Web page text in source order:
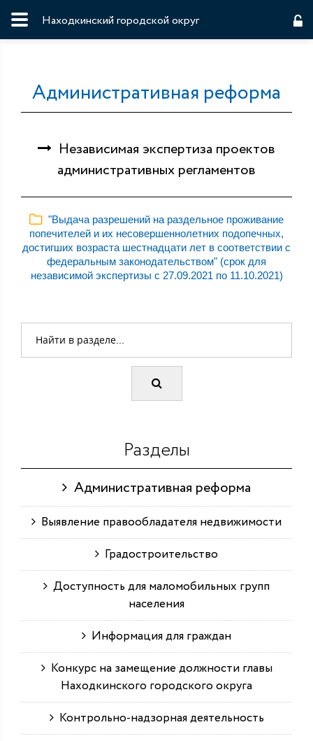
Находкинский городской округ
Административная реформа
Независимая экспертиза проектов
административных регламентов
"Выдача разрешений на раздельное проживание
попечителей и их несовершеннолетних подопечных,
достигших возраста шестнадцати лет в соответствии с
федеральным законодательством" (срок для
независимой экспертизы с 27.09.2021 по 11.10.2021)
Разделы
Административная реформа
Выявление правообладателя недвижимости
Градостроительство
Доступность для маломобильных групп
населения
Информация для граждан
Конкурс на замещение должности главы
Находкинского городского округа
Контрольно-надзорная деятельность